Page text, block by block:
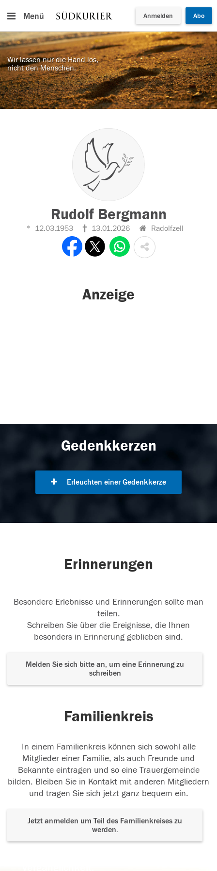
Menü Anmelden Abo
Wir lassen nur die Hand los,
nicht den Menschen.
Rudolf Bergmann
12.03.1953 13.01.2026 Radolfzell
Anzeige
Gedenkkerzen
Erleuchten einer Gedenkkerze
Erinnerungen
Besondere Erlebnisse und Erinnerungen sollte man
teilen.
Schreiben Sie über die Ereignisse, die Ihnen
besonders in Erinnerung geblieben sind.
Melden Sie sich bitte an, um eine Erinnerung zu
schreiben
Familienkreis
In einem Familienkreis können sich sowohl alle
Mitglieder einer Familie, als auch Freunde und
Bekannte eintragen und so eine Trauergemeinde
bilden. Bleiben Sie in Kontakt mit anderen Mitgliedern
und tragen Sie sich jetzt ganz bequem ein.
Jetzt anmelden um Teil des Familienkreises zu
werden.